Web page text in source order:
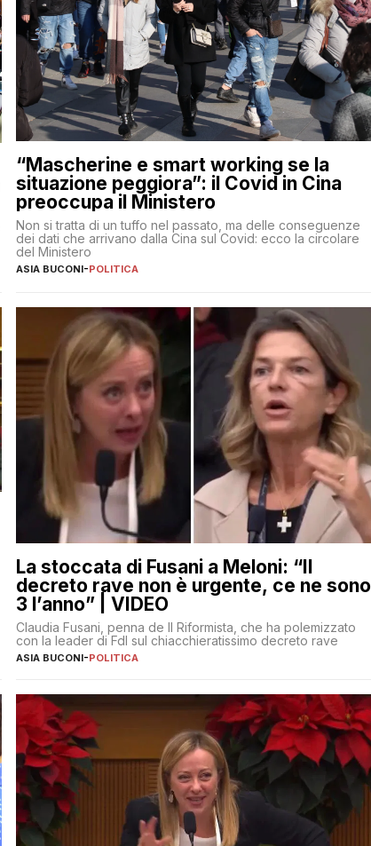
“Mascherine e smart working se la
situazione peggiora”: il Covid in Cina
preoccupa il Ministero
Non si tratta di un tuffo nel passato, ma delle conseguenze
dei dati che arrivano dalla Cina sul Covid: ecco la circolare
del Ministero
ASIA BUCONI-POLITICA
La stoccata di Fusani a Meloni: “Il
decreto rave non è urgente, ce ne sono
3 l’anno” | VIDEO
Claudia Fusani, penna de Il Riformista, che ha polemizzato
con la leader di FdI sul chiacchieratissimo decreto rave
ASIA BUCONI-POLITICA